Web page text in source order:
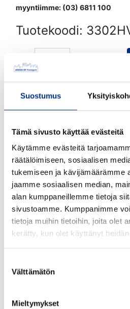
Suostumus
Tämä sivusto käyttää evästeitä
Käytämme evästeitä
räätälöimiseen, sosiaalisen
tukemiseen ja kävijämäärämme
jaamme sosiaalisen median,
alan kumppaneillemme tietoja
sivustoamme. Kumppanimme
tietoja muihin tietoihin, joita olet
kerätty, kun olet käyttänyt
valinta
Välttämätön
Mieltymykset
myyntiimme: (03) 6811 100
Tuotekoodi:
Tuotekoodi:
Materiaali:
Väri:
Halkaisija mm:
Pakkaustiedot:
Minimitilausmäärä kpl: